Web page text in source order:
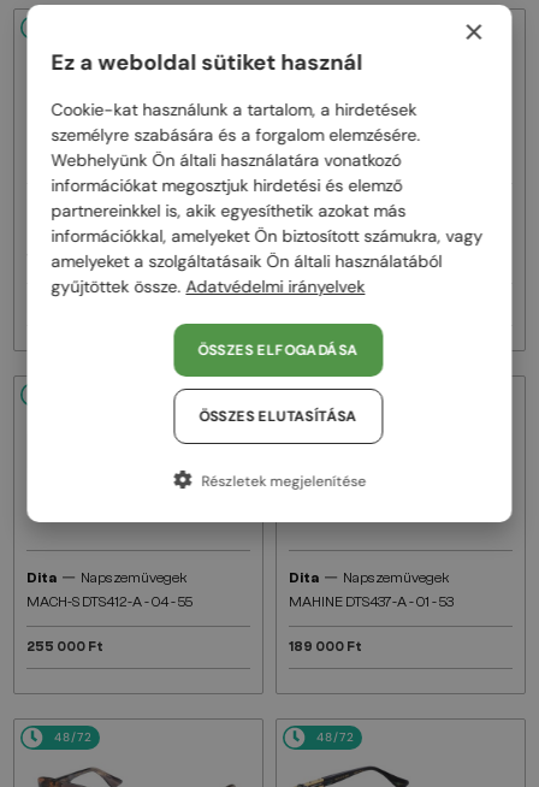
Dita—Napszemüvegek
MACH ONE DRX-2030 TITANIUM -
W - 59
Dita—Napszemüvegek
MACH SIX//TITANIUM DTS121 - 01 -
62
Dita — Napszemüvegek
MACH-S DTS412-A - 04 - 55
255 000 Ft
48/72
Dita — Napszemüvegek
MAHINE DTS437-A - 01 - 53
189 000 Ft
48/72 48/72
×
Ez a weboldal sütiket használ
Cookie-kat használunk a tartalom, a hirdetések
személyre szabására és a forgalom elemzésére.
Webhelyünk Ön általi használatára vonatkozó
információkat megosztjuk hirdetési és elemző
partnereinkkel is, akik egyesíthetik azokat más
információkkal, amelyeket Ön biztosított számukra, vagy
amelyeket a szolgáltatásaik Ön általi használatából
gyűjtöttek össze.Adatvédelmi irányelvek
ÖSSZES ELFOGADÁSA
ÖSSZES ELUTASÍTÁSA
Részletek megjelenítése